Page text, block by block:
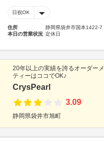
日祝OK
住所
静岡県袋井市国本1422-7
本日の営業状況 定休日
20年以上の実績を誇るオーダー
ティーはココでOK♪
CrysPearl
3.09
静岡県袋井市旭町